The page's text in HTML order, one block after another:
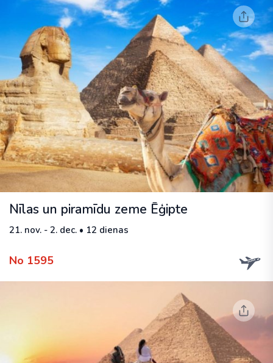
Nīlas un piramīdu zeme Ēģipte
21. nov. - 2. dec. • 12 dienas
No 1595